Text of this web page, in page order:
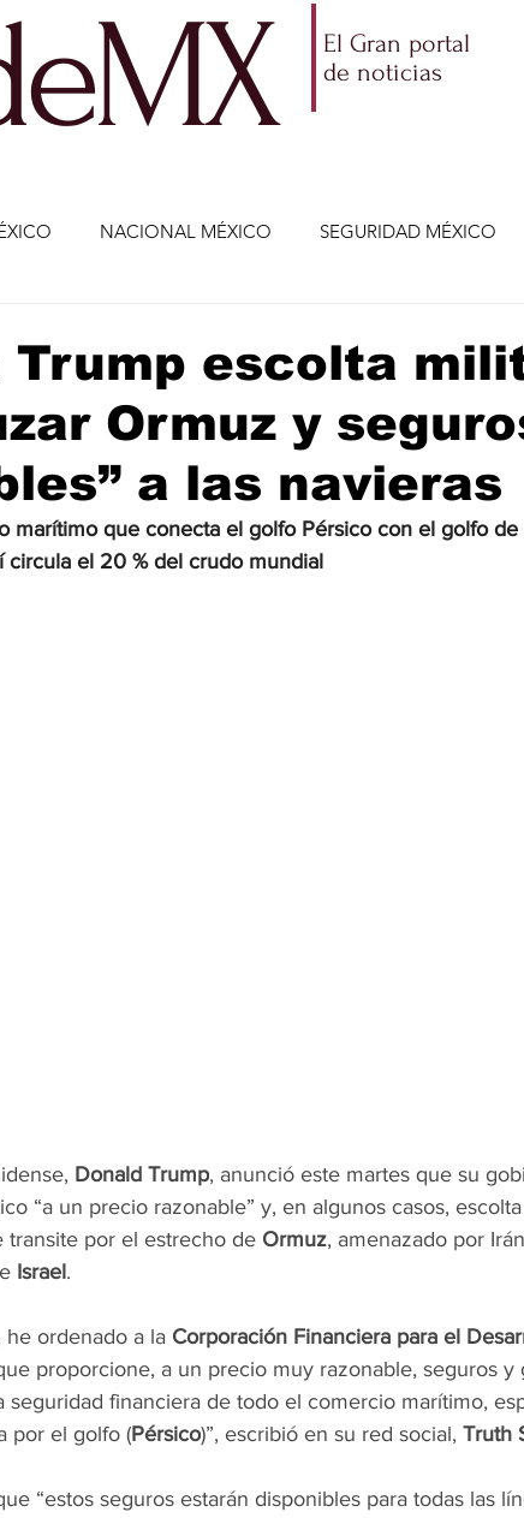
El Gran portal
de noticias
NACIONAL MÉXICO SEGURIDAD MÉXICO
Y TECNOLOGÍA ENTRETENIMIENTO VIDA
JALISCO-ENRIQUE ALFARO JALISCO-
Trump escolta
Ormuz y
a las navieras
marítimo que conecta el golfo Pérsico con el golfo
circula el 20 % del crudo mundial
Donald Trump, anunció este martes que su
“a un precio razonable” y, en algunos casos,
por el estrecho de Ormuz, amenazado por
e Israel.
he ordenado a la Corporación Financiera para el
proporcione, a un precio muy razonable, seguros y
seguridad financiera de todo el comercio marítimo,
por el golfo (Pérsico)”, escribió en su red social, Truth
“estos seguros estarán disponibles para todas las